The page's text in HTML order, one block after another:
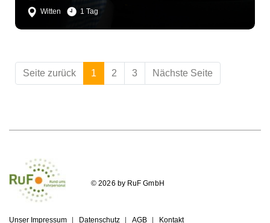
Witten
1 Tag
Seite zurück 1 2 3 Nächste Seite
© 2026 by RuF GmbH
Unser Impressum Datenschutz AGB Kontakt